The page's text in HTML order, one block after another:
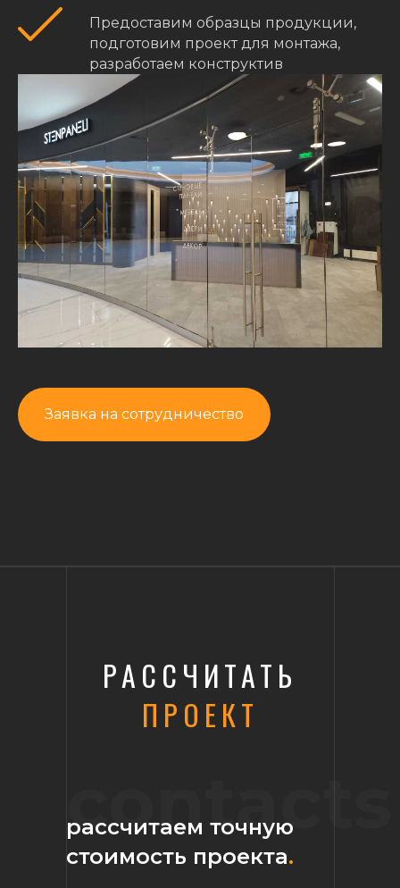
Предоставим образцы продукции,
подготовим проект для монтажа,
разработаем конструктив
Заявка на сотрудничество
contacts
РАССЧИТАТЬ
ПРОЕКТ
рассчитаем точную
стоимость проекта.